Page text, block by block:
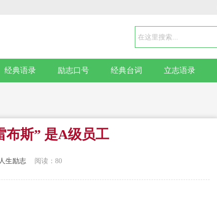
经典语录 励志口号 经典台词 立志语录
布斯” 是A级员工
人生励志 阅读：80